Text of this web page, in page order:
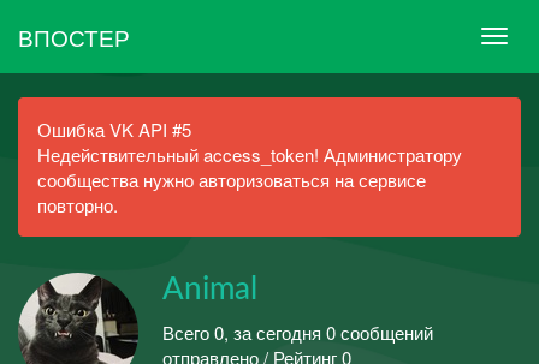
ВПОСТЕР
Ошибка VK API #5
Недействительный access_token! Администратору
сообщества нужно авторизоваться на сервисе
повторно.
Animal
Всего 0, за сегодня 0 сообщений
отправлено / Рейтинг 0